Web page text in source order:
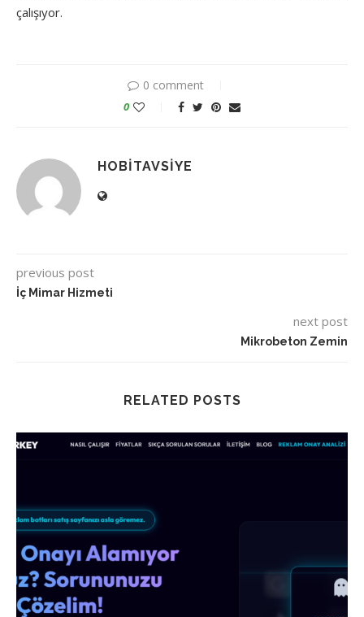
çalışıyor.
0 comment
0
HOBITAVSIYE
previous post
İç Mimar Hizmeti
next post
Mikrobeton Zemin
RELATED POSTS